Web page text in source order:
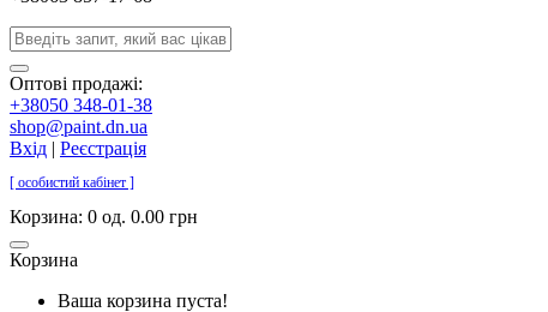
Оптові продажі:
+38050 348-01-38
shop@paint.dn.ua
Вхід | Реєстрація
[ особистий кабінет ]
Корзина: 0 од. 0.00 грн
Корзина
Ваша корзина пуста!